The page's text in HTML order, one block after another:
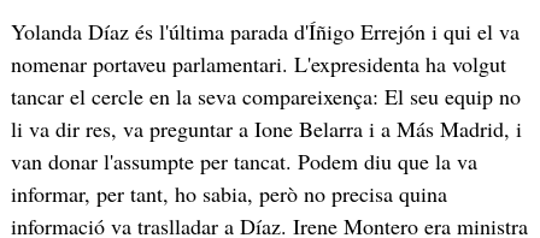
Yolanda Díaz és l'última parada d'Íñigo Errejón i qui el va
nomenar portaveu parlamentari. L'expresidenta ha volgut
tancar el cercle en la seva compareixença: El seu equip no
li va dir res, va preguntar a Ione Belarra i a Más Madrid, i
van donar l'assumpte per tancat. Podem diu que la va
informar, per tant, ho sabia, però no precisa quina
informació va traslladar a Díaz. Irene Montero era ministra